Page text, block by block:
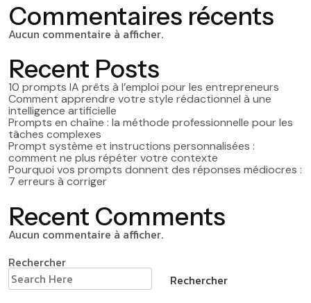
Commentaires récents
Aucun commentaire à afficher.
Recent Posts
10 prompts IA prêts à l’emploi pour les entrepreneurs
Comment apprendre votre style rédactionnel à une
intelligence artificielle
Prompts en chaîne : la méthode professionnelle pour les
tâches complexes
Prompt système et instructions personnalisées :
comment ne plus répéter votre contexte
Pourquoi vos prompts donnent des réponses médiocres :
7 erreurs à corriger
Recent Comments
Aucun commentaire à afficher.
Rechercher
Rechercher